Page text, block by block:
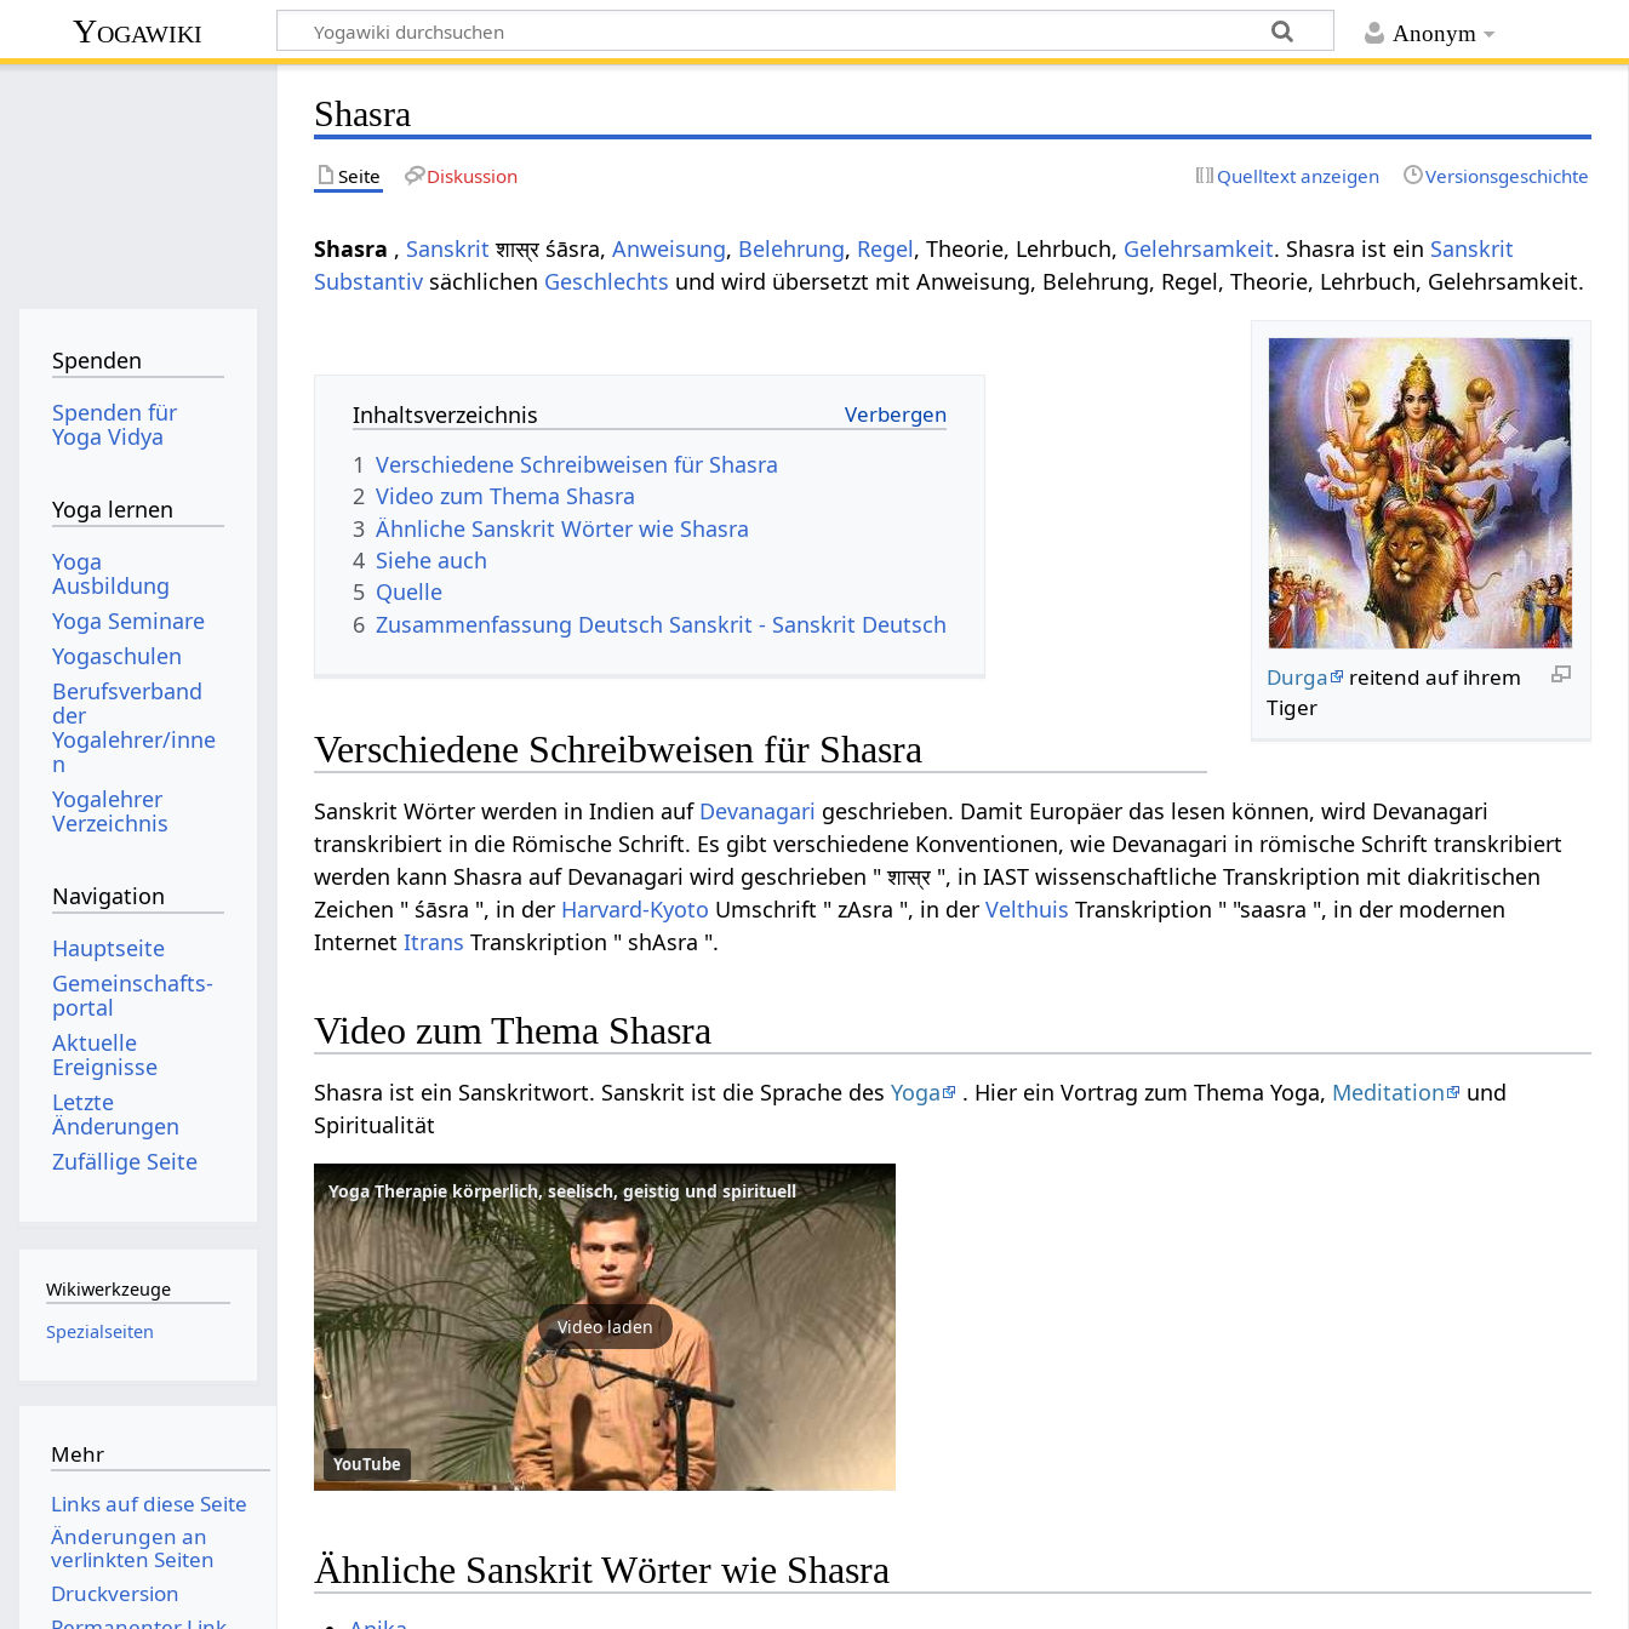
Anonym
Yogawiki
Shasra
Seite Diskussion Quelltext anzeigen Versionsgeschichte
Shasra , Sanskrit शास्र śāsra,Anweisung, Belehrung, Regel, Theorie, Lehrbuch, Gelehrsamkeit. Shasra ist ein Sanskrit
Substantiv sächlichen Geschlechts und wird übersetzt mit Anweisung, Belehrung, Regel, Theorie, Lehrbuch, Gelehrsamkeit.
Durga
reitend auf ihrem
Tiger
Inhaltsverzeichnis
1 Verschiedene Schreibweisen für Shasra
2 Video zum Thema Shasra
3 Ähnliche Sanskrit Wörter wie Shasra
4 Siehe auch
5 Quelle
6 Zusammenfassung Deutsch Sanskrit - Sanskrit Deutsch
Verschiedene Schreibweisen für Shasra
Sanskrit Wörter werden in Indien auf Devanagari geschrieben. Damit Europäer das lesen können, wird Devanagari
transkribiert in die Römische Schrift. Es gibt verschiedene Konventionen, wie Devanagari in römische Schrift transkribiert
werden kann Shasra auf Devanagari wird geschrieben " शास्र ", in IAST wissenschaftliche Transkription mit diakritischen
Zeichen " śāsra ", in der Harvard-Kyoto Umschrift " zAsra ", in derVelthuis Transkription " "saasra ", in der modernen
InternetItrans Transkription " shAsra ".
Video zum Thema Shasra
Shasra ist ein Sanskritwort. Sanskrit ist die Sprache desYoga . Hier ein Vortrag zum Thema Yoga, Meditation
und
Spiritualität
Yoga Therapie körperlich, seelisch, geistig und spirituell
Video laden
YouTube
Ähnliche Sanskrit Wörter wie Shasra
Spenden
Spenden für
Yoga Vidya
Yoga lernen
Yoga
Ausbildung
Yoga Seminare
Yogaschulen
Berufsverband
der
Yogalehrer/inne
n
Yogalehrer
Verzeichnis
Navigation
Hauptseite
Gemeinschafts­
portal
Aktuelle
Ereignisse
Letzte
Änderungen
Zufällige Seite
Wikiwerkzeuge
Spezialseiten
Mehr
Links auf diese Seite
Änderungen an
verlinkten Seiten
Druckversion